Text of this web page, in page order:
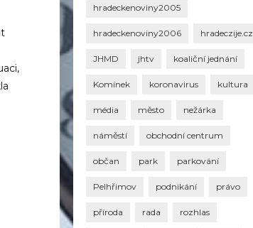
hradeckenoviny2005
hradeckenoviny2006 hradeczije.cz
JHMD jhtv koaliční jednání
Komínek koronavirus kultura
média město nežárka
náměstí obchodní centrum
občan park parkování
Pelhřimov podnikání právo
příroda rada rozhlas